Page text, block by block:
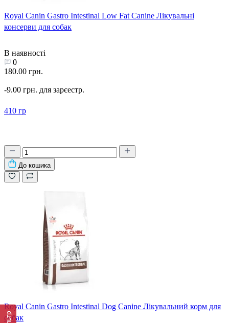
Royal Canin Gastro Intestinal Low Fat Canine Лікувальні
консерви для собак
В наявності
0
180.00 грн.
-9.00 грн. для зарєестр.
410 гр
До кошика
Royal Canin Gastro Intestinal Dog Canine Лікувальний корм для
собак